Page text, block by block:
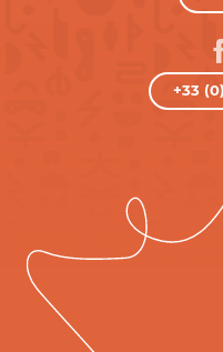
+33